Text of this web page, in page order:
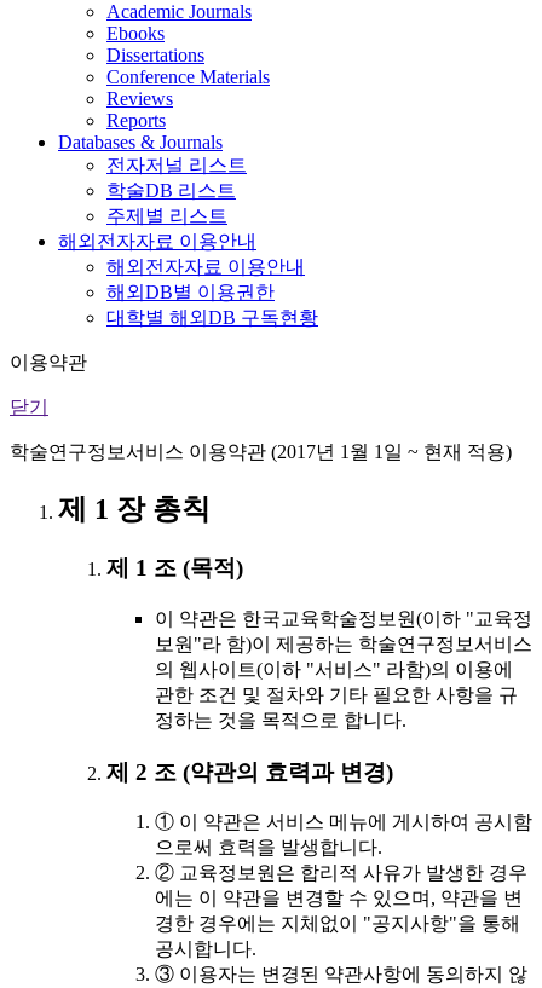
Academic Journals
Ebooks
Dissertations
Conference Materials
Reviews
Reports
Databases & Journals
전자저널 리스트
학술DB 리스트
주제별 리스트
해외전자자료 이용안내
해외전자자료 이용안내
해외DB별 이용권한
대학별 해외DB 구독현황
이용약관
닫기
학술연구정보서비스 이용약관 (2017년 1월 1일 ~ 현재 적용)
제 1 장 총칙
제 1 조 (목적)
이 약관은 한국교육학술정보원(이하 "교육정
보원"라 함)이 제공하는 학술연구정보서비스
의 웹사이트(이하 "서비스" 라함)의 이용에
관한 조건 및 절차와 기타 필요한 사항을 규
정하는 것을 목적으로 합니다.
제 2 조 (약관의 효력과 변경)
① 이 약관은 서비스 메뉴에 게시하여 공시함
으로써 효력을 발생합니다.
② 교육정보원은 합리적 사유가 발생한 경우
에는 이 약관을 변경할 수 있으며, 약관을 변
경한 경우에는 지체없이 "공지사항"을 통해
공시합니다.
③ 이용자는 변경된 약관사항에 동의하지 않